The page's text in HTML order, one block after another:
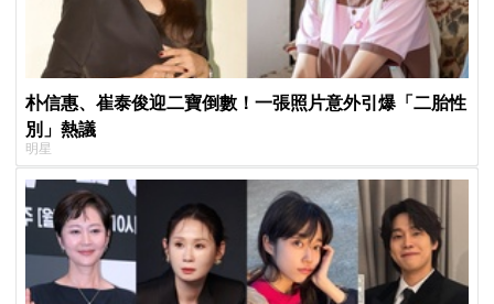
朴信惠、崔泰俊迎二寶倒數！一張照片意外引爆「二胎性
別」熱議
明星